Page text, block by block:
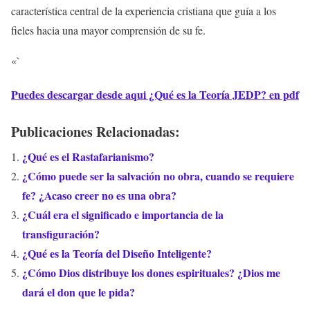
característica central de la experiencia cristiana que guía a los
fieles hacia una mayor comprensión de su fe.
«`
Puedes descargar desde aqui ¿Qué es la Teoría JEDP? en pdf
Publicaciones Relacionadas:
¿Qué es el Rastafarianismo?
¿Cómo puede ser la salvación no obra, cuando se requiere
fe? ¿Acaso creer no es una obra?
¿Cuál era el significado e importancia de la
transfiguración?
¿Qué es la Teoría del Diseño Inteligente?
¿Cómo Dios distribuye los dones espirituales? ¿Dios me
dará el don que le pida?